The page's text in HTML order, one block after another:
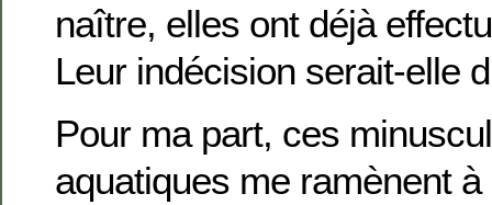
naître, elles ont déjà
Leur indécision serait-elle
Pour ma part, ces
aquatiques me ramènent